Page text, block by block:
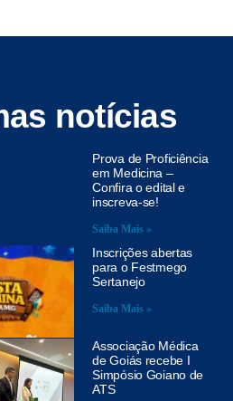
notícias
Prova de Proficiência
em Medicina –
Confira o edital e
inscreva-se!
Saiba Mais »
Inscrições abertas
para o Festmego
Sertanejo
Saiba Mais »
Associação Médica
de Goiás recebe I
Simpósio Goiano de
ATS